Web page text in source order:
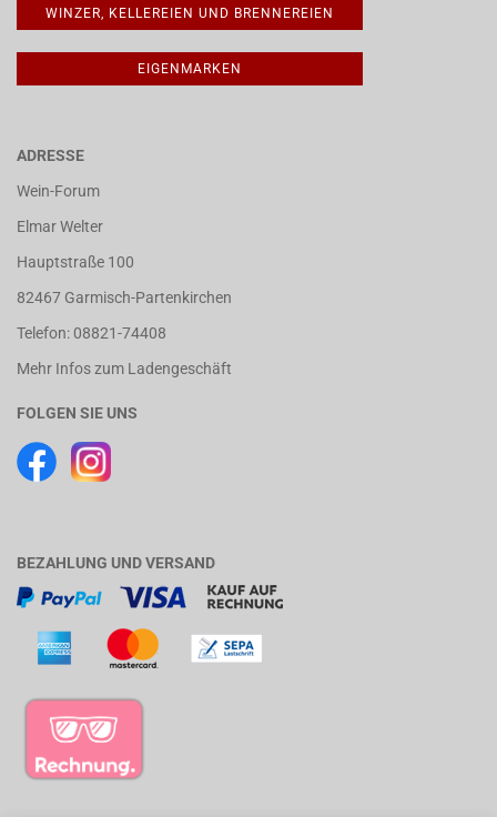
WINZER, KELLEREIEN UND BRENNEREIEN
EIGENMARKEN
ADRESSE
Wein-Forum
Elmar Welter
Hauptstraße 100
82467 Garmisch-Partenkirchen
Telefon: 08821-74408
Mehr Infos zum Ladengeschäft
FOLGEN SIE UNS
BEZAHLUNG UND VERSAND